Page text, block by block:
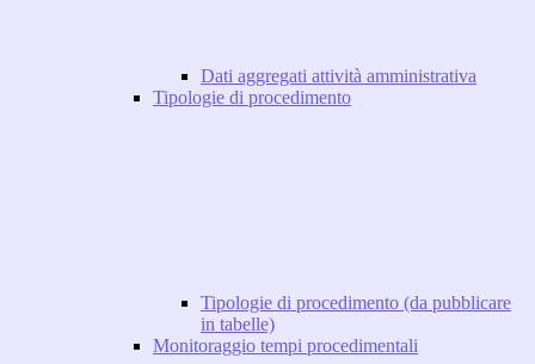
Dati aggregati attività amministrativa
Tipologie di procedimento
Tipologie di procedimento (da pubblicare
in tabelle)
Monitoraggio tempi procedimentali